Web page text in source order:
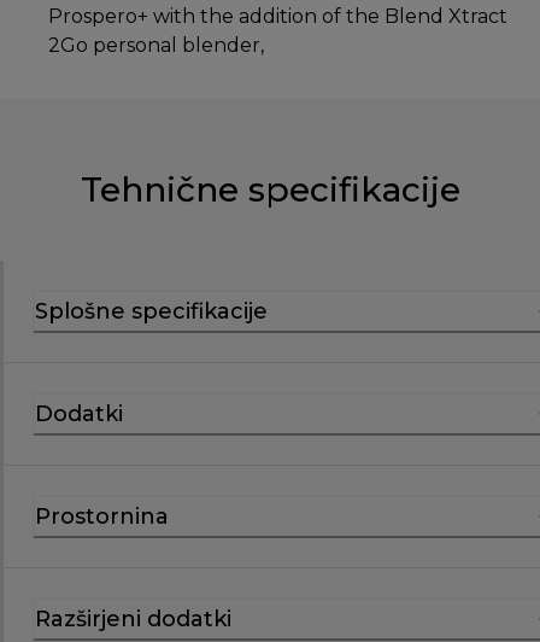
Prospero+ with the addition of the Blend Xtract
2Go personal blender,
Tehnične specifikacije
Splošne specifikacije
Dodatki
Prostornina
Razširjeni dodatki